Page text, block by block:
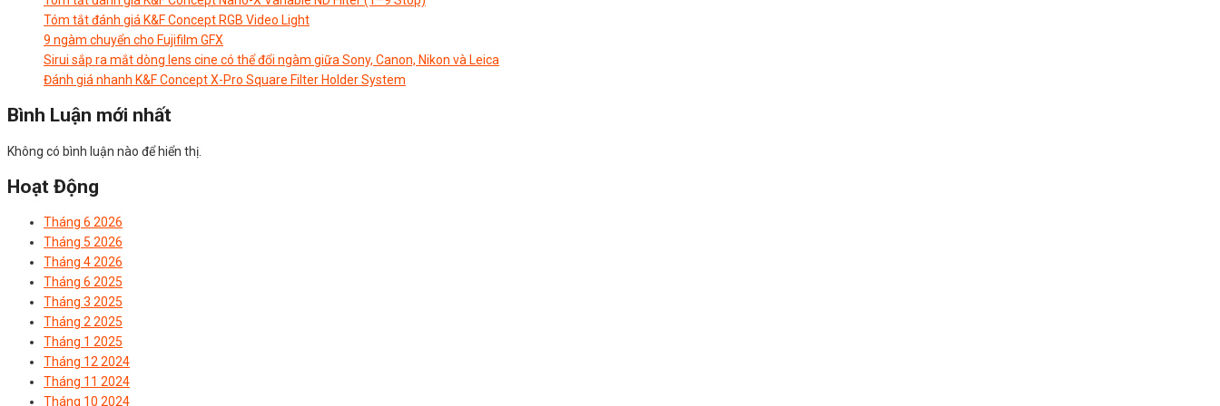
Tóm tắt đánh giá K&F Concept RGB Video Light
9 ngàm chuyển cho Fujifilm GFX
Sirui sắp ra mắt dòng lens cine có thể đổi ngàm giữa Sony, Canon, Nikon và Leica
Đánh giá nhanh K&F Concept X-Pro Square Filter Holder System
Bình Luận mới nhất
Không có bình luận nào để hiển thị.
Hoạt Động
Tháng 6 2026
Tháng 5 2026
Tháng 4 2026
Tháng 6 2025
Tháng 3 2025
Tháng 2 2025
Tháng 1 2025
Tháng 12 2024
Tháng 11 2024
Tháng 10 2024